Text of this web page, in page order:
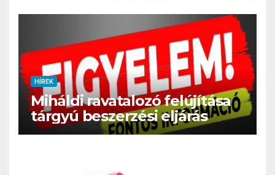
HÍREK
Miháldi ravatalozó felújítása
tárgyú beszerzési eljárás